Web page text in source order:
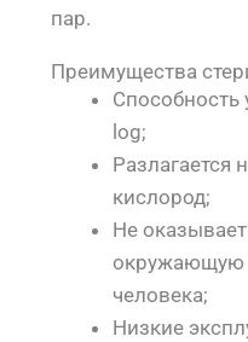
пар.
Преимущества
Способность
log;
Разлагается
кислород;
Не
окружающую
человека;
Низкие